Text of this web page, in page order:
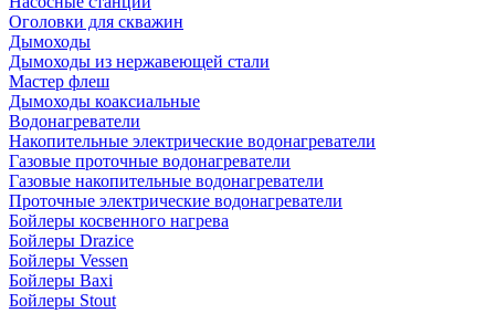
Оголовки для скважин
Дымоходы
Дымоходы из нержавеющей стали
Мастер флеш
Дымоходы коаксиальные
Водонагреватели
Накопительные электрические водонагреватели
Газовые проточные водонагреватели
Газовые накопительные водонагреватели
Проточные электрические водонагреватели
Бойлеры косвенного нагрева
Бойлеры Drazice
Бойлеры Vessen
Бойлеры Baxi
Бойлеры Stout